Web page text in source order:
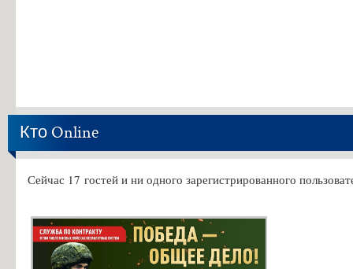
Кто Online
Сейчас 17 гостей и ни одного зарегистрированного